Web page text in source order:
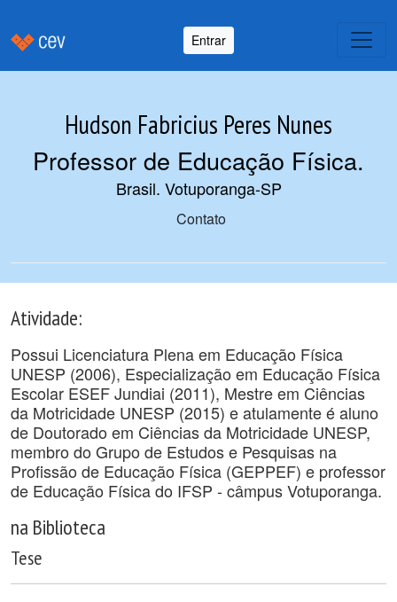
Entrar
Hudson Fabricius Peres Nunes
Professor de Educação Física.
Brasil. Votuporanga-SP
Contato
Atividade:
Possui Licenciatura Plena em Educação Física
UNESP (2006), Especialização em Educação Física
Escolar ESEF Jundiai (2011), Mestre em Ciências
da Motricidade UNESP (2015) e atulamente é aluno
de Doutorado em Ciências da Motricidade UNESP,
membro do Grupo de Estudos e Pesquisas na
Profissão de Educação Física (GEPPEF) e professor
de Educação Física do IFSP - câmpus Votuporanga.
na Biblioteca
Tese